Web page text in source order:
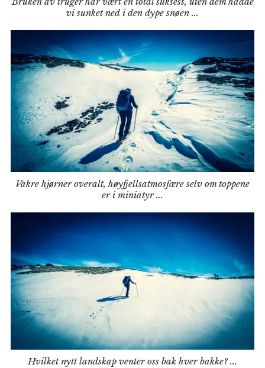
vi sunket ned i den dype snøen ...
Vakre hjørner overalt, høyfjellsatmosfære selv om toppene
er i miniatyr ...
Hvilket nytt landskap venter oss bak hver bakke? ...